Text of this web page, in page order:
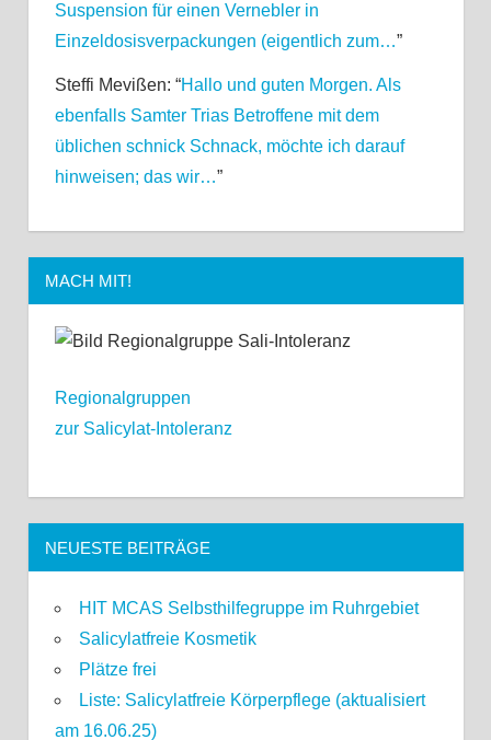
Suspension für einen Vernebler in
Einzeldosisverpackungen (eigentlich zum…”
Steffi Mevißen: “Hallo und guten Morgen. Als
ebenfalls Samter Trias Betroffene mit dem
üblichen schnick Schnack, möchte ich darauf
hinweisen; das wir…”
MACH MIT!
Regionalgruppen
zur Salicylat-Intoleranz
NEUESTE BEITRÄGE
HIT MCAS Selbsthilfegruppe im Ruhrgebiet
Salicylatfreie Kosmetik
Plätze frei
Liste: Salicylatfreie Körperpflege (aktualisiert
am 16.06.25)